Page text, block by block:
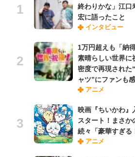
終わりかな」江口
宏に語ったこと
インタビュー
1万円超えも「納
素晴らしい世界に
密度で再現された
ャツ”にファンも
アニメ
映画『ちいかわ』
スタート！まさか
続々「豪華すぎる
アニメ